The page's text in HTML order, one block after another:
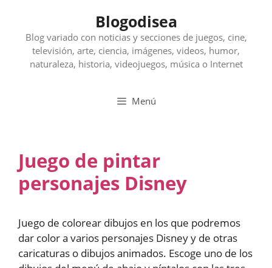
contenido
Blogodisea
Blog variado con noticias y secciones de juegos, cine,
televisión, arte, ciencia, imágenes, videos, humor,
naturaleza, historia, videojuegos, música o Internet
Menú
Juego de pintar
personajes Disney
Juego de colorear dibujos en los que podremos
dar color a varios personajes Disney y de otras
caricaturas o dibujos animados. Escoge uno de los